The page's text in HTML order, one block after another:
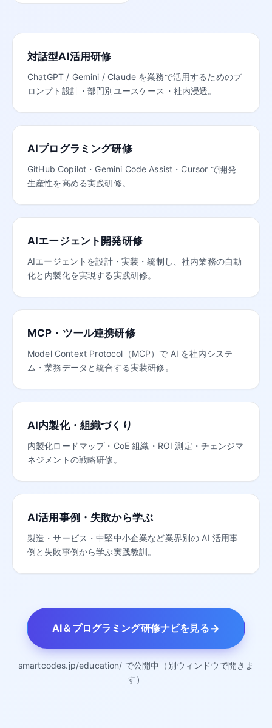
対話型AI活用研修
ChatGPT / Gemini / Claude を業務で活用するためのプ
ロンプト設計・部門別ユースケース・社内浸透。
AIプログラミング研修
GitHub Copilot・Gemini Code Assist・Cursor で開発
生産性を高める実践研修。
AIエージェント開発研修
AIエージェントを設計・実装・統制し、社内業務の自動
化と内製化を実現する実践研修。
MCP・ツール連携研修
Model Context Protocol（MCP）で AI を社内システ
ム・業務データと統合する実装研修。
AI内製化・組織づくり
内製化ロードマップ・CoE 組織・ROI 測定・チェンジマ
ネジメントの戦略研修。
AI活用事例・失敗から学ぶ
製造・サービス・中堅中小企業など業界別の AI 活用事
例と失敗事例から学ぶ実践教訓。
AI＆プログラミング研修ナビを見る→
smartcodes.jp/education/ で公開中（別ウィンドウで開きま
す）